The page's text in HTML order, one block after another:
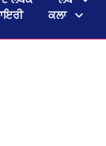
ਕਲਾ